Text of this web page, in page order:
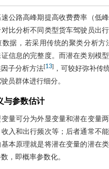
公路高峰期提高收费费率（低
比分析不同类型货车驾驶员出
数据，若采用传统的聚类分析
信息的完整度。而潜在类别模
子分析方法[13]，可较好弥补传
员群体进行细分。
与参数估计
量可分为外显变量和潜在变量
入和出行频次等；后者通常不
本原理就是将潜在变量的潜在
，即概率参数化。